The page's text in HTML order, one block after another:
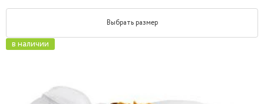
Выбрать размер
в наличии